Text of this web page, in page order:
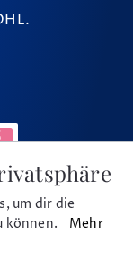
um dir die
können. Mehr